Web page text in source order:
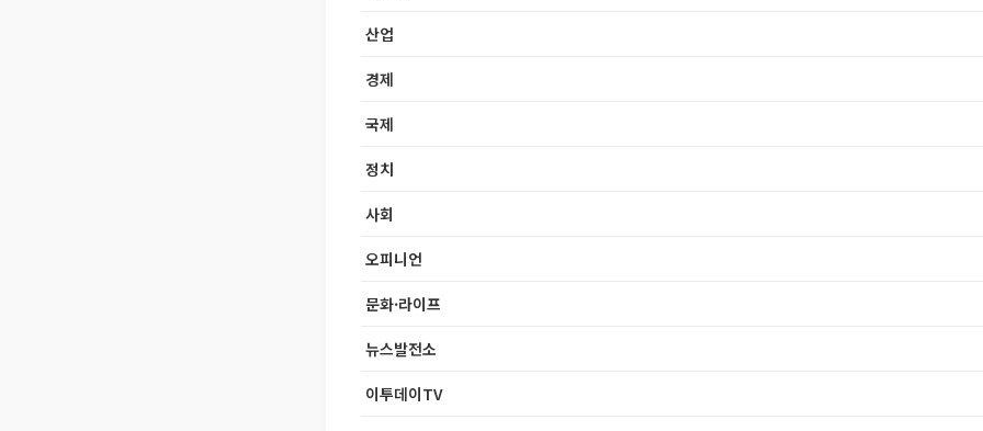
산업
경제
국제
정치
사회
오피니언
문화·라이프
뉴스발전소
이투데이TV